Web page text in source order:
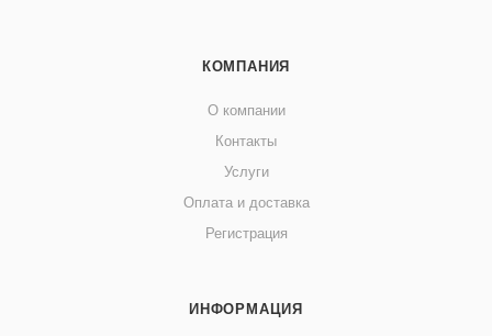
КОМПАНИЯ
О компании
Контакты
Услуги
Оплата и доставка
Регистрация
ИНФОРМАЦИЯ